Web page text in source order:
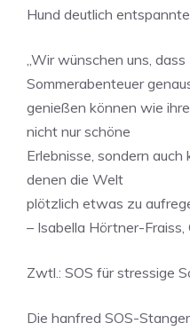
Hund deutlich
„Wir wünschen uns, dass
Sommerabenteuer
genießen können wie
nicht nur schöne
Erlebnisse, sondern
denen die Welt
plötzlich etwas zu
– Isabella Hörtner-
Zwtl.: SOS für stressige
Die hanfred SOS-